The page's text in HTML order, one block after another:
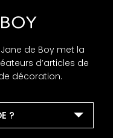
de Boy met la
d’articles de
décoration.
?